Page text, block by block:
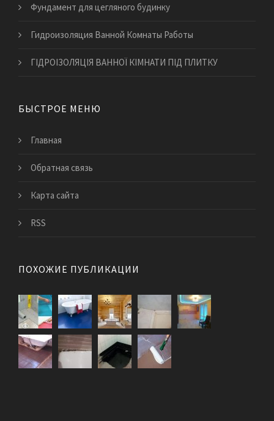
Фундамент для цегляного будинку
Гидроизоляция Ванной Комнаты Работы
ГІДРОІЗОЛЯЦІЯ ВАННОЇ КІМНАТИ ПІД ПЛИТКУ
БЫСТРОЕ МЕНЮ
Главная
Обратная связь
Карта сайта
RSS
ПОХОЖИЕ ПУБЛИКАЦИИ